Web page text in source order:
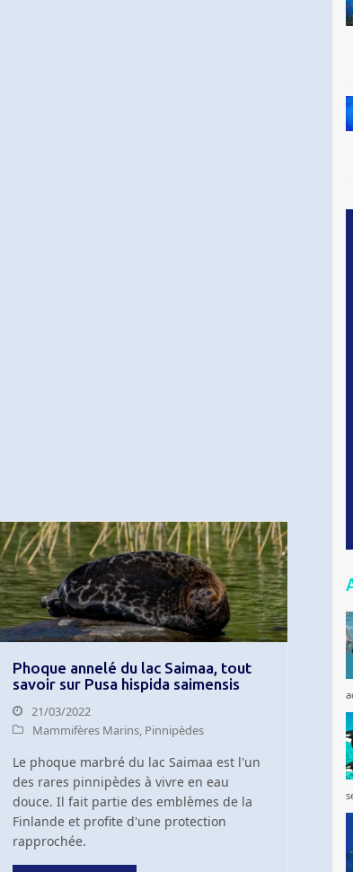
Phoque annelé du lac Saimaa, tout
savoir sur Pusa hispida saimensis
21/03/2022
Mammifères Marins, Pinnipèdes
Le phoque marbré du lac Saimaa est l'un
des rares pinnipèdes à vivre en eau
douce. Il fait partie des emblèmes de la
Finlande et profite d'une protection
rapprochée.